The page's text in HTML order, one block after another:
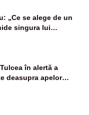
„Ce se alege de un
singura lui
în alertă a
deasupra apelor
două F-16